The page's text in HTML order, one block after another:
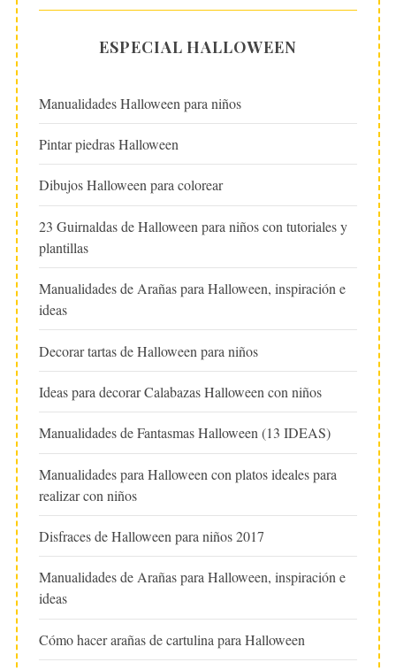
ESPECIAL HALLOWEEN
Manualidades Halloween para niños
Pintar piedras Halloween
Dibujos Halloween para colorear
23 Guirnaldas de Halloween para niños con tutoriales y
plantillas
Manualidades de Arañas para Halloween, inspiración e
ideas
Decorar tartas de Halloween para niños
Ideas para decorar Calabazas Halloween con niños
Manualidades de Fantasmas Halloween (13 IDEAS)
Manualidades para Halloween con platos ideales para
realizar con niños
Disfraces de Halloween para niños 2017
Manualidades de Arañas para Halloween, inspiración e
ideas
Cómo hacer arañas de cartulina para Halloween